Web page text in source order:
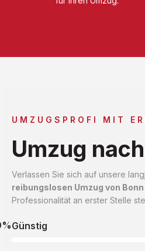
UMZUGSPROFI MIT
Umzug
Verlassen Sie sich auf unsere
reibungslosen Umzug von
Professionalität an erster Stelle
Günstig